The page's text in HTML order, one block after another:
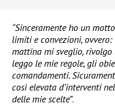
“Sinceramente ho un
limiti e convezioni, ovvero:
mattina mi sveglio, rivolgo
leggo le mie regole, gli
comandamenti.
così elevata d’interventi
delle mie scelte”.